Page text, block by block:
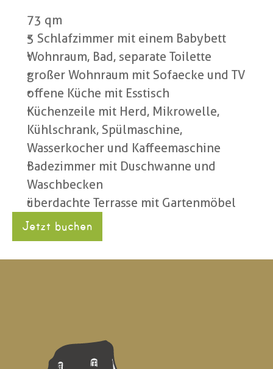
73 qm
3 Schlafzimmer mit einem Babybett
Wohnraum, Bad, separate Toilette
großer Wohnraum mit Sofaecke und TV
offene Küche mit Esstisch
Küchenzeile mit Herd, Mikrowelle,
Kühlschrank, Spülmaschine,
Wasserkocher und Kaffeemaschine
Badezimmer mit Duschwanne und
Waschbecken
überdachte Terrasse mit Gartenmöbel
Jetzt buchen